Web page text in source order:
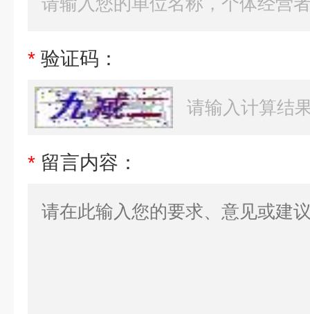
* 验证码：
* 留言内容：